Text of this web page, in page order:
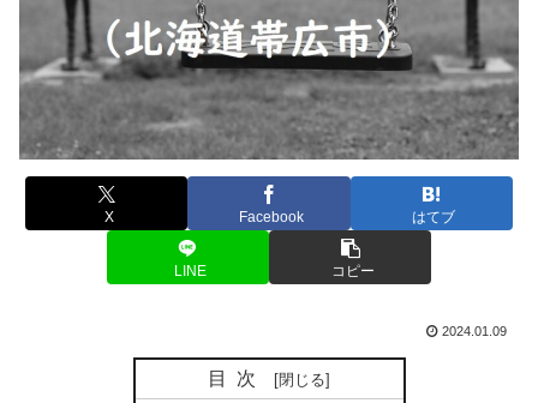
X Facebook はてブ
LINE コピー
2024.01.09
目次